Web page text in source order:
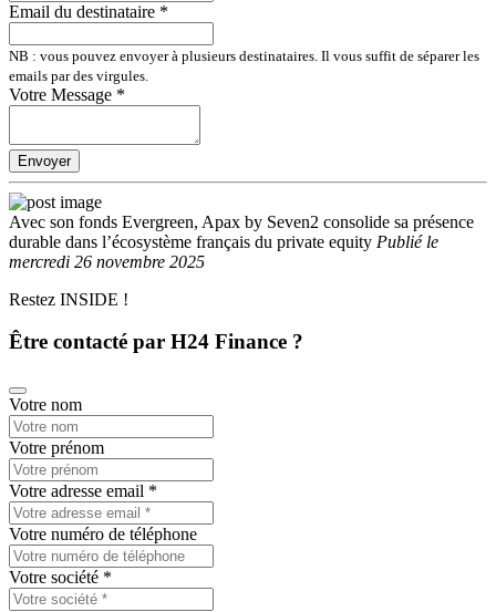
Email du destinataire *
NB : vous pouvez envoyer à plusieurs destinataires. Il vous suffit de séparer les
emails par des virgules.
Votre Message *
Envoyer
Avec son fonds Evergreen, Apax by Seven2 consolide sa présence
durable dans l’écosystème français du private equity Publiéle
mercredi 26 novembre 2025
Restez INSIDE !
Être contacté par H24 Finance ?
Votre nom
Votre prénom
Votre adresse email *
Votre numéro de téléphone
Votre société *